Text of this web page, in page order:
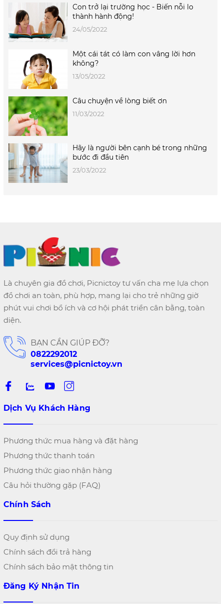
Con trở lại trường học - Biến nỗi lo
thành hành động!
24/05/2022
Một cái tát có làm con vâng lời hơn
không?
13/05/2022
Câu chuyện về lòng biết ơn
11/03/2022
Hãy là người bên cạnh bé trong những
bước đi đầu tiên
23/03/2022
Là chuyên gia đồ chơi, Picnictoy tư vấn cha mẹ lựa chọn
đồ chơi an toàn, phù hợp, mang lại cho trẻ những giờ
phút vui chơi bổ ích và cơ hội phát triển cân bằng, toàn
diện.
BẠN CẦN GIÚP ĐỠ?
0822292012
services@picnictoy.vn
Dịch Vụ Khách Hàng
Phương thức mua hàng và đặt hàng
Phương thức thanh toán
Phương thức giao nhận hàng
Câu hỏi thường gặp (FAQ)
Chính Sách
Quy định sử dụng
Chính sách đổi trả hàng
Chính sách bảo mật thông tin
Đăng Ký Nhận Tin